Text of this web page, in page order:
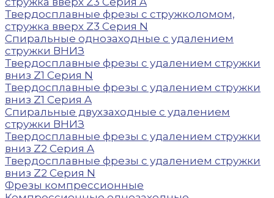
Твердосплавные фрезы с стружколомом,
стружка вверх Z3 Серия N
Спиральные однозаходные с удалением
стружки ВНИЗ
Твердосплавные фрезы с удалением стружки
вниз Z1 Серия N
Твердосплавные фрезы с удалением стружки
вниз Z1 Серия A
Спиральные двухзаходные с удалением
стружки ВНИЗ
Твердосплавные фрезы с удалением стружки
вниз Z2 Серия A
Твердосплавные фрезы с удалением стружки
вниз Z2 Серия N
Фрезы компрессионные